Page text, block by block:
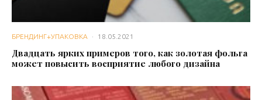
БРЕНДИНГ+УПАКОВКА · 18.05.2021
Двадцать ярких примеров того, как золотая фольга
может повысить восприятие любого дизайна